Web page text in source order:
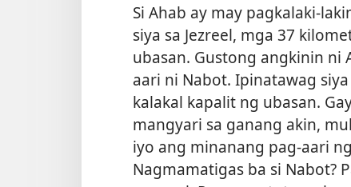
Si Ahab ay may pagkalaki-
siya sa Jezreel, mga 37
ubasan. Gustong angkinin ni
aari ni Nabot. Ipinatawag
kalakal kapalit ng ubasan.
mangyari sa ganang akin,
iyo ang minanang pag-aari
Nagmamatigas ba si Nabot?